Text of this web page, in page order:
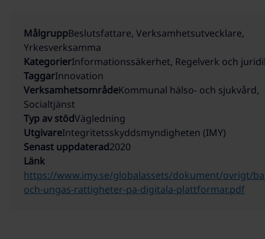
MålgruppBeslutsfattare, Verksamhetsutvecklare,
Yrkesverksamma
KategorierInformationssäkerhet, Regelverk och
TaggarInnovation
VerksamhetsområdeKommunal hälso- och sjukvård,
Socialtjänst
Typ av stödVägledning
UtgivareIntegritetsskyddsmyndigheten (IMY)
Senast uppdaterad2020
Länk
https://www.imy.se/globalassets/dokument/ovrigt/
och-ungas-rattigheter-pa-digitala-plattformar.pdf